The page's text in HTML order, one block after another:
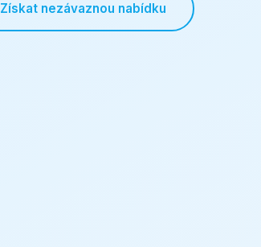
Získat nezávaznou nabídku